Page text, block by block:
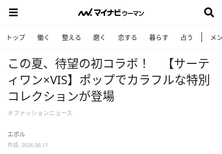
トップ 働く 整える 磨く 恋する 暮らす 占う メ
この夏、待望の初コラボ！ 【サーテ
ィワン×VIS】ポップでカラフルな特別
コレクションが登場
＃ファッションニュース
エボル
作成: 2026.06.11